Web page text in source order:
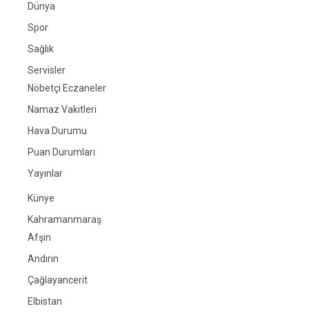
Dünya
Spor
Sağlık
Servisler
Nöbetçi Eczaneler
Namaz Vakitleri
Hava Durumu
Puan Durumları
Yayınlar
Künye
Kahramanmaraş
Afşin
Andırın
Çağlayancerit
Elbistan